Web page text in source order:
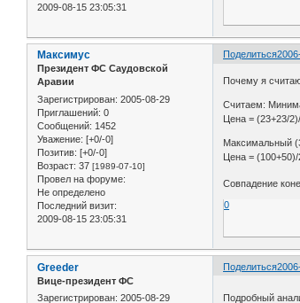
2009-08-15 23:05:31
Поделиться
Максимус
Президент ФС Саудовской
Аравии
Зарегистрирован: 2005-08-29
Приглашений: 0
Сообщений: 1452
Уважение: [+0/-0]
Позитив: [+0/-0]
Возраст: 37 [1989-07-10]
Провел на форуме:
Не определено
Последний визит:
2009-08-15 23:05:31
Почему я
Считаем:
Цена = (23+23/
Максимальный
Цена = (100+50)/
Совпадение
0
Поделиться
Greeder
Вице-президент ФС
Зарегистрирован: 2005-08-29
Подробный